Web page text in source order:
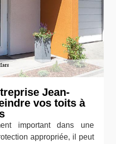
Jean-
vos toits à
important dans une
appropriée, il peut